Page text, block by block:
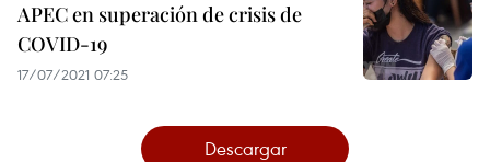
APEC en superación de crisis de
COVID-19
17/07/2021 07:25
Descargar